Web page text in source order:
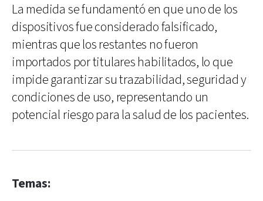
La medida se fundamentó en que uno de los
dispositivos fue considerado falsificado,
mientras que los restantes no fueron
importados por titulares habilitados, lo que
impide garantizar su trazabilidad, seguridad y
condiciones de uso, representando un
potencial riesgo para la salud de los pacientes.
Temas: